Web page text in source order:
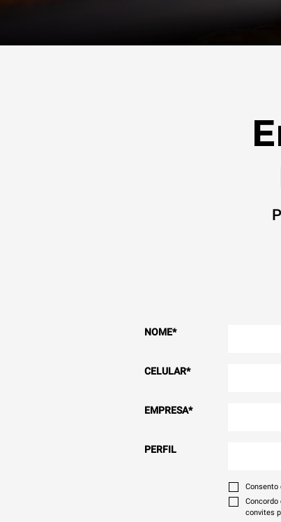
NOME*
CELULAR*
EMPRESA*
PERFIL
Consento
convites